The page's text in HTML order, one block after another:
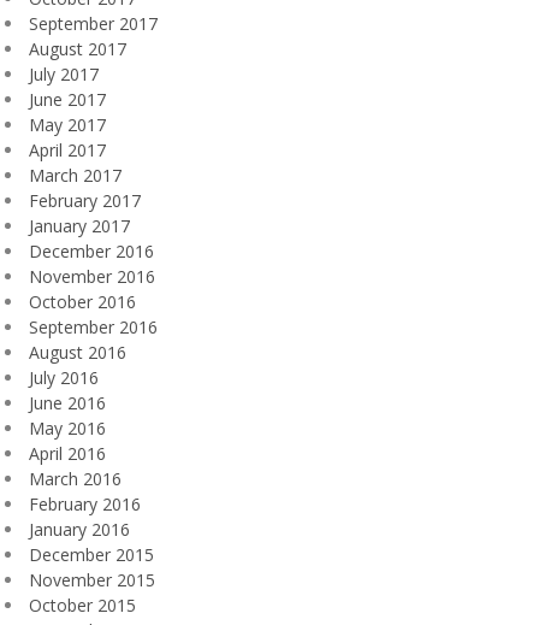
September 2017
August 2017
July 2017
June 2017
May 2017
April 2017
March 2017
February 2017
January 2017
December 2016
November 2016
October 2016
September 2016
August 2016
July 2016
June 2016
May 2016
April 2016
March 2016
February 2016
January 2016
December 2015
November 2015
October 2015